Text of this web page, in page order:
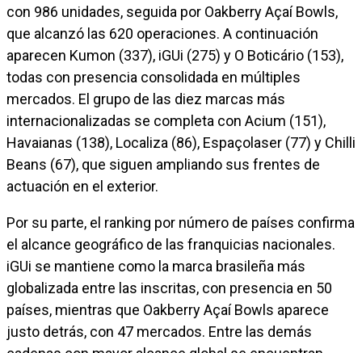
con 986 unidades, seguida por Oakberry Açaí Bowls,
que alcanzó las 620 operaciones. A continuación
aparecen Kumon (337), iGUi (275) y O Boticário (153),
todas con presencia consolidada en múltiples
mercados. El grupo de las diez marcas más
internacionalizadas se completa con Acium (151),
Havaianas (138), Localiza (86), Espaçolaser (77) y Chilli
Beans (67), que siguen ampliando sus frentes de
actuación en el exterior.
Por su parte, el ranking por número de países confirma
el alcance geográfico de las franquicias nacionales.
iGUi se mantiene como la marca brasileña más
globalizada entre las inscritas, con presencia en 50
países, mientras que Oakberry Açaí Bowls aparece
justo detrás, con 47 mercados. Entre las demás